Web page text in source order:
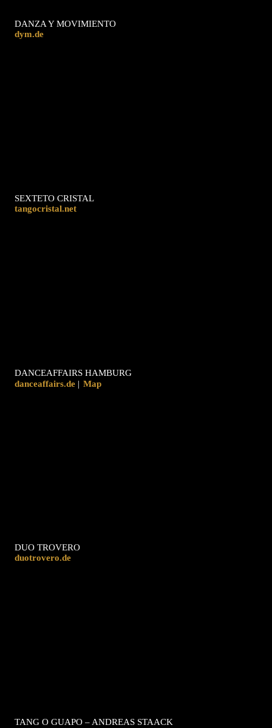
DANZA Y MOVIMIENTO
dym.de
SEXTETO CRISTAL
tangocristal.net
DANCEAFFAIRS HAMBURG
danceaffairs.de | Map
DUO TROVERO
duotrovero.de
TANG O GUAPO – ANDREAS STAACK